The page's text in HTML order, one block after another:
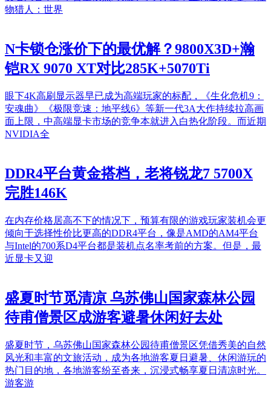
物猎人：世界
N卡锁仓涨价下的最优解？9800X3D+瀚
铠RX 9070 XT对比285K+5070Ti
眼下4K高刷显示器早已成为高端玩家的标配，《生化危机9：
安魂曲》《极限竞速：地平线6》等新一代3A大作持续拉高画
面上限，中高端显卡市场的竞争本就进入白热化阶段。而近期
NVIDIA全
DDR4平台黄金搭档，老将锐龙7 5700X
完胜146K
在内存价格居高不下的情况下，预算有限的游戏玩家装机会更
倾向于选择性价比更高的DDR4平台，像是AMD的AM4平台
与Intel的700系D4平台都是装机点名率考前的方案。但是，最
近显卡又迎
盛夏时节觅清凉 乌苏佛山国家森林公园
待甫僧景区成游客避暑休闲好去处
盛夏时节，乌苏佛山国家森林公园待甫僧景区凭借秀美的自然
风光和丰富的文旅活动，成为各地游客夏日避暑、休闲游玩的
热门目的地，各地游客纷至沓来，沉浸式畅享夏日清凉时光。
游客游